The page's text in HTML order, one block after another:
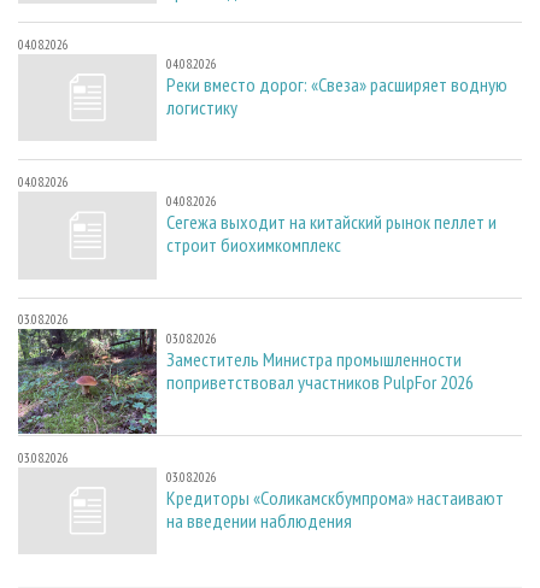
04.08.2026
04.08.2026
Реки вместо дорог: «Свеза» расширяет водную
логистику
04.08.2026
04.08.2026
Сегежа выходит на китайский рынок пеллет и
строит биохимкомплекс
03.08.2026
03.08.2026
Заместитель Министра промышленности
поприветствовал участников PulpFor 2026
03.08.2026
03.08.2026
Кредиторы «Соликамскбумпрома» настаивают
на введении наблюдения